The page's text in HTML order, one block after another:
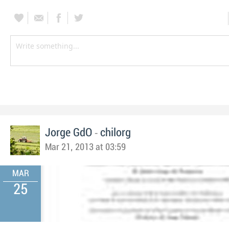
Jorge GdO - chilorg
Mar 21, 2013 at 03:59
MAR
25